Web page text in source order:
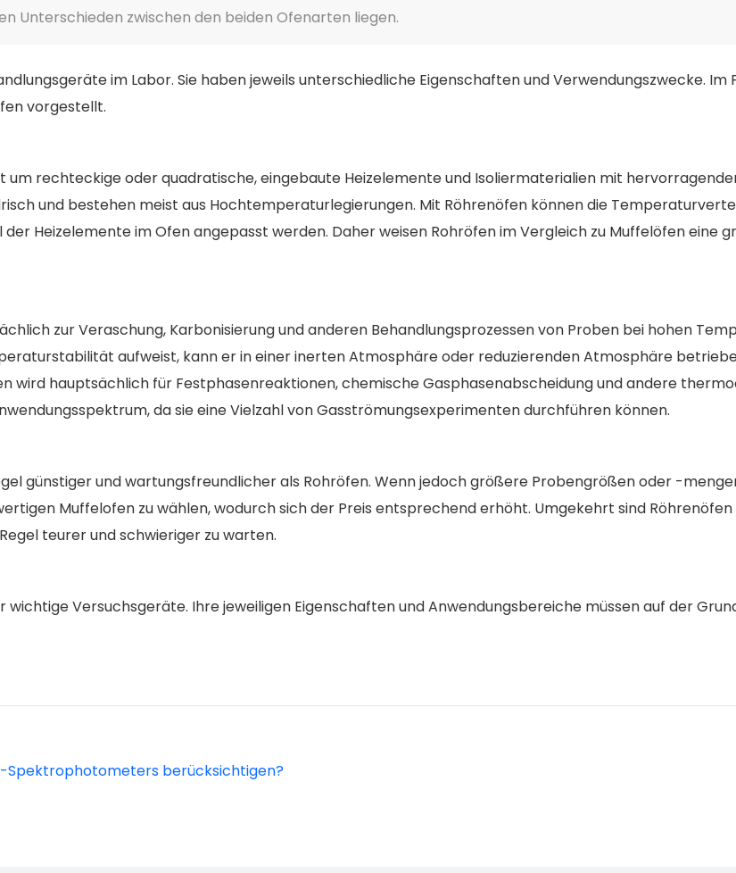
Unterschieden zwischen den beiden Ofenarten liegen.
im Labor. Sie haben jeweils unterschiedliche Eigenschaften und Verwendungszwecke. Im
vorgestellt.
rechteckige oder quadratische, eingebaute Heizelemente und Isoliermaterialien mit
und bestehen meist aus Hochtemperaturlegierungen. Mit Röhrenöfen können die
Heizelemente im Ofen angepasst werden. Daher weisen Rohröfen im Vergleich zu Muffelöfen eine
zur Veraschung, Karbonisierung und anderen Behandlungsprozessen von Proben bei hohen
aufweist, kann er in einer inerten Atmosphäre oder reduzierenden Atmosphäre
wird hauptsächlich für Festphasenreaktionen, chemische Gasphasenabscheidung und andere
da sie eine Vielzahl von Gasströmungsexperimenten durchführen können.
günstiger und wartungsfreundlicher als Rohröfen. Wenn jedoch größere Probengrößen oder -
Muffelofen zu wählen, wodurch sich der Preis entsprechend erhöht. Umgekehrt sind
teurer und schwieriger zu warten.
Versuchsgeräte. Ihre jeweiligen Eigenschaften und Anwendungsbereiche müssen auf der
Spektrophotometers berücksichtigen?